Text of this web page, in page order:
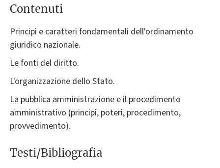
Contenuti
Principi e caratteri fondamentali dell'ordinamento
giuridico nazionale.
Le fonti del diritto.
L'organizzazione dello Stato.
La pubblica amministrazione e il procedimento
amministrativo (principi, poteri, procedimento,
provvedimento).
Testi/Bibliografia